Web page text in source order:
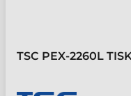
TSC PEX-2260L